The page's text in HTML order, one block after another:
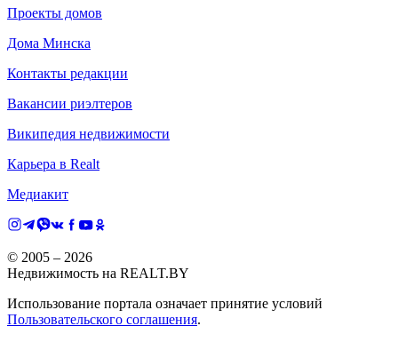
Проекты домов
Дома Минска
Контакты редакции
Вакансии риэлтеров
Википедия недвижимости
Карьера в Realt
Медиакит
© 2005 – 2026
Недвижимость на REALT.BY
Использование портала означает принятие условий
Пользовательского соглашения.